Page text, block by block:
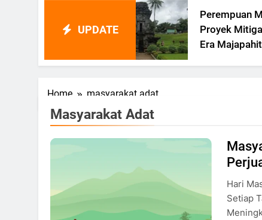
UPDATE
Perempuan Memimpin
Proyek Mitigasi Bencana
Era Majapahit
Home masyarakat adat
Masyarakat Adat
Wardanti
Hari
Setiap